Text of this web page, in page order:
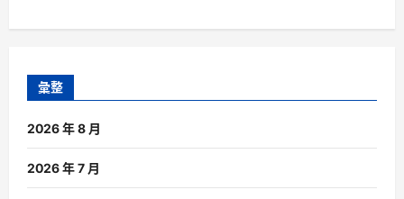
彙整
2026 年 8 月
2026 年 7 月